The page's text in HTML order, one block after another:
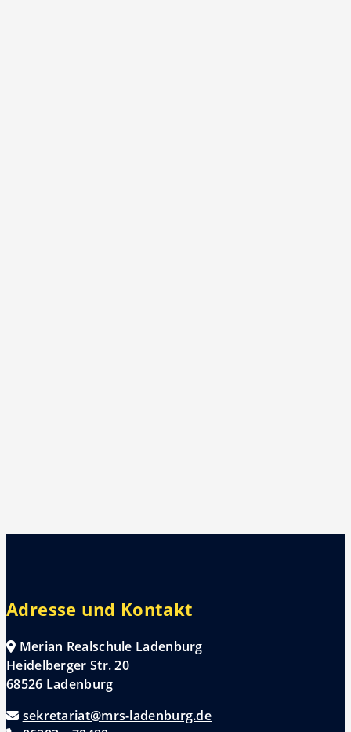
Adresse und Kontakt
Merian Realschule Ladenburg
Heidelberger Str. 20
68526 Ladenburg
sekretariat@mrs-ladenburg.de